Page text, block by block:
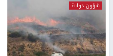
شؤون دولية